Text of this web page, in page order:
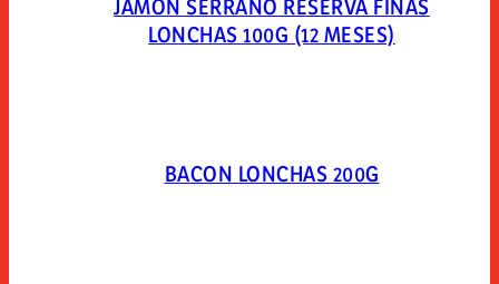
JAMÓN SERRANO RESERVA FINAS
LONCHAS 100G (12 MESES)
BACON LONCHAS 200G